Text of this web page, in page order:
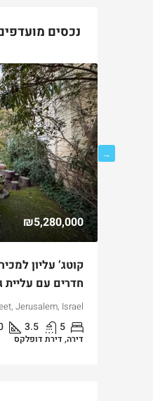
נכסים
₪5,280,000
חדרים עם עליית
Jerusalem, Israel
5
3.5
דירה, דירת דופלקס